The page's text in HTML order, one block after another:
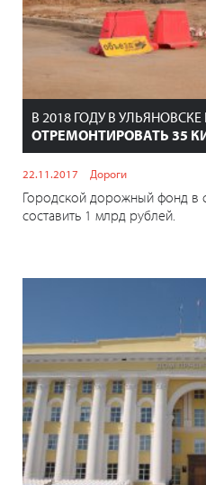
В 2018 ГОДУ В
ОТРЕМОНТИРОВАТЬ 35
22.11.2017 Дороги
Городской дорожный фонд в
составить 1 млрд рублей.